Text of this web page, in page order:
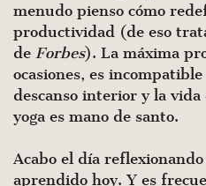
menudo pienso cómo
productividad (de eso
de Forbes). La máxima
ocasiones, es
descanso interior y la
yoga es mano de santo.
Acabo el día
aprendido hoy. Y es